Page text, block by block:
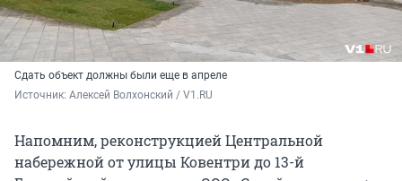
Сдать объект должны были еще в апреле
Источник: Алексей Волхонский / V1.RU
Напомним, реконструкцией Центральной
набережной от улицы Ковентри до 13-й